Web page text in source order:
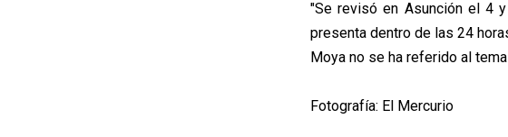
"Se revisó en Asunción el 4
presenta dentro de las 24
Moya no se ha referido al
Fotografía: El Mercurio